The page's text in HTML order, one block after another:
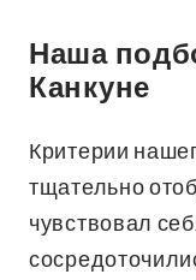
Наша
Канкуне
Критерии
тщательно
чувствовал